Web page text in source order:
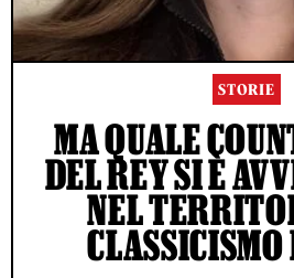
STORIE
MA QUALE
DEL REY SI È
NEL
CLASSICISMO